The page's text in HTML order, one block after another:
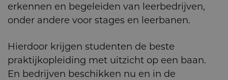
erkennen en begeleiden van leerbedrijven,
onder andere voor stages en leerbanen.
Hierdoor krijgen studenten de beste
praktijkopleiding met uitzicht op een baan.
En bedrijven beschikken nu en in de